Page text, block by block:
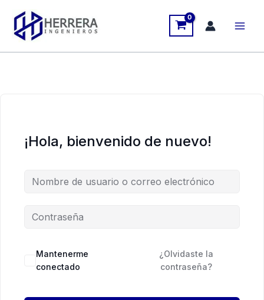
contenido
¡Hola, bienvenido de nuevo!
Mantenerme
conectado
¿Olvidaste la
contraseña?